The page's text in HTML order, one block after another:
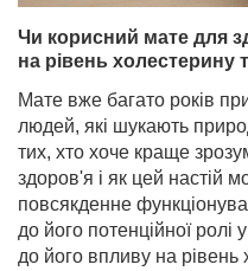
Чи корисний мате для
на рівень холестерину
Мате вже багато років
людей, які шукають
тих, хто хоче краще
здоров'я і як цей настій
повсякденне
до його потенційної ролі
до його впливу на рівень